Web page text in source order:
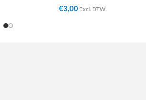
€3,00 Excl. BTW